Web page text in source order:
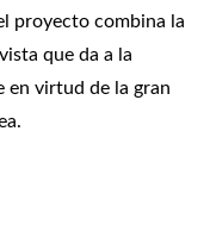
proyecto combina la
que da a la
en virtud de la gran